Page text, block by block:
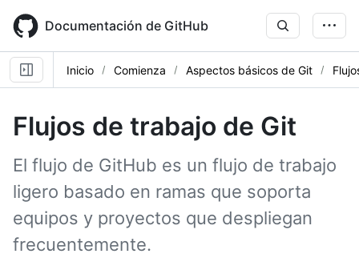
main
content
Documentación de GitHub
Inicio Comienza Aspectos básicos de Git
Flujos de trabajo de Git
El flujo de GitHub es un flujo de trabajo
ligero basado en ramas que soporta
equipos y proyectos que despliegan
frecuentemente.